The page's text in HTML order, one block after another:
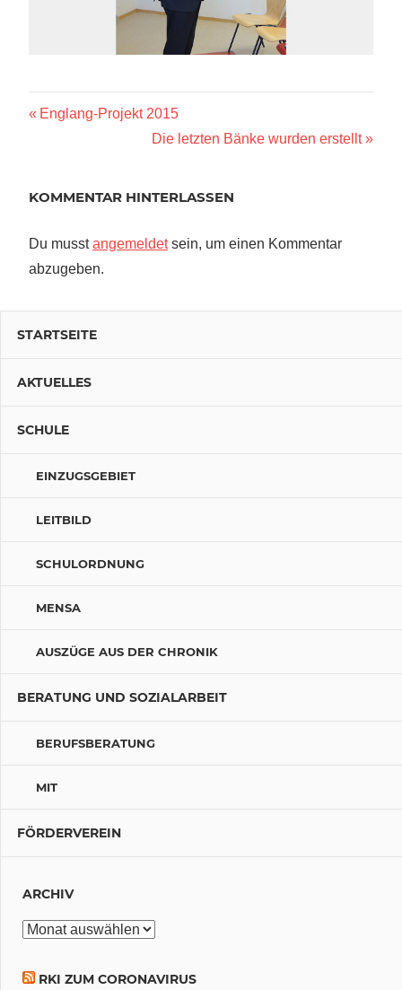
Beitragsnavigation
Vorheriger
Englang-Projekt 2015
Nächster
Die letzten Bänke wurden erstellt
KOMMENTAR HINTERLASSEN
Du musstangemeldetsein, um einen Kommentar
abzugeben.
STARTSEITE
AKTUELLES
SCHULE
EINZUGSGEBIET
LEITBILD
SCHULORDNUNG
MENSA
AUSZÜGE AUS DER CHRONIK
BERATUNG UND SOZIALARBEIT
BERUFSBERATUNG
MIT
FÖRDERVEREIN
ARCHIV
Archiv
RKI ZUM CORONAVIRUS